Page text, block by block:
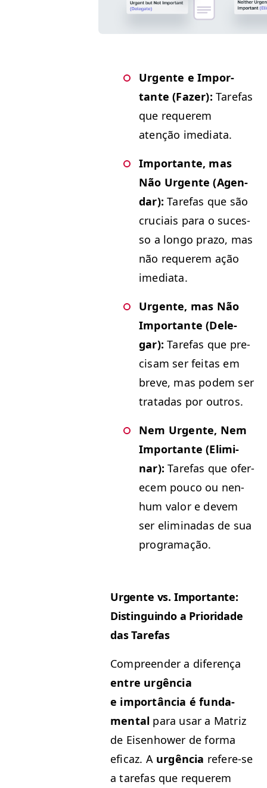
Urgente e Impor­
tante (Faz­er): Tare­fas
que requerem
atenção imediata.
Impor­tante, mas
Não Urgente (Agen­
dar): Tare­fas que são
cru­ci­ais para o suces­
so a lon­go pra­zo, mas
não requerem ação
imediata.
Urgente, mas Não
Impor­tante (Del­e­
gar): Tare­fas que pre­
cisam ser feitas em
breve, mas podem ser
tratadas por outros.
Nem Urgente, Nem
Impor­tante (Elim­i­
nar): Tare­fas que ofer­
e­cem pouco ou nen­
hum val­or e devem
ser elim­i­nadas de sua
programação.
Urgente vs. Impor­tante:
Dis­tin­guin­do a Pri­or­i­dade
das Tarefas
Com­preen­der a difer­ença
entre urgên­cia
e importân­cia é fun­da­
men­tal para usar a Matriz
de Eisen­how­er de for­ma
efi­caz. A urgên­cia ref­ere-se
a tare­fas que requerem